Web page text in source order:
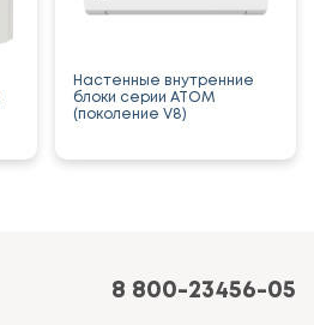
Настенные внутренние
блоки серии ATOM
(поколение V8)
8 800-23456-05